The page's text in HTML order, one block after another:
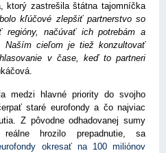
ktorý zastrešila štátna tajomníčka
bolo kľúčové zlepšiť partnerstvo so
regióny, načúvať ich potrebám a
Naším cieľom je tiež konzultovať
v čase, keď to partneri
medzi hlavné priority do svojho
staré eurofondy a čo najviac
Z pôvodne odhadovanej sumy
hrozilo prepadnutie, sa
okresať na 100 miliónov